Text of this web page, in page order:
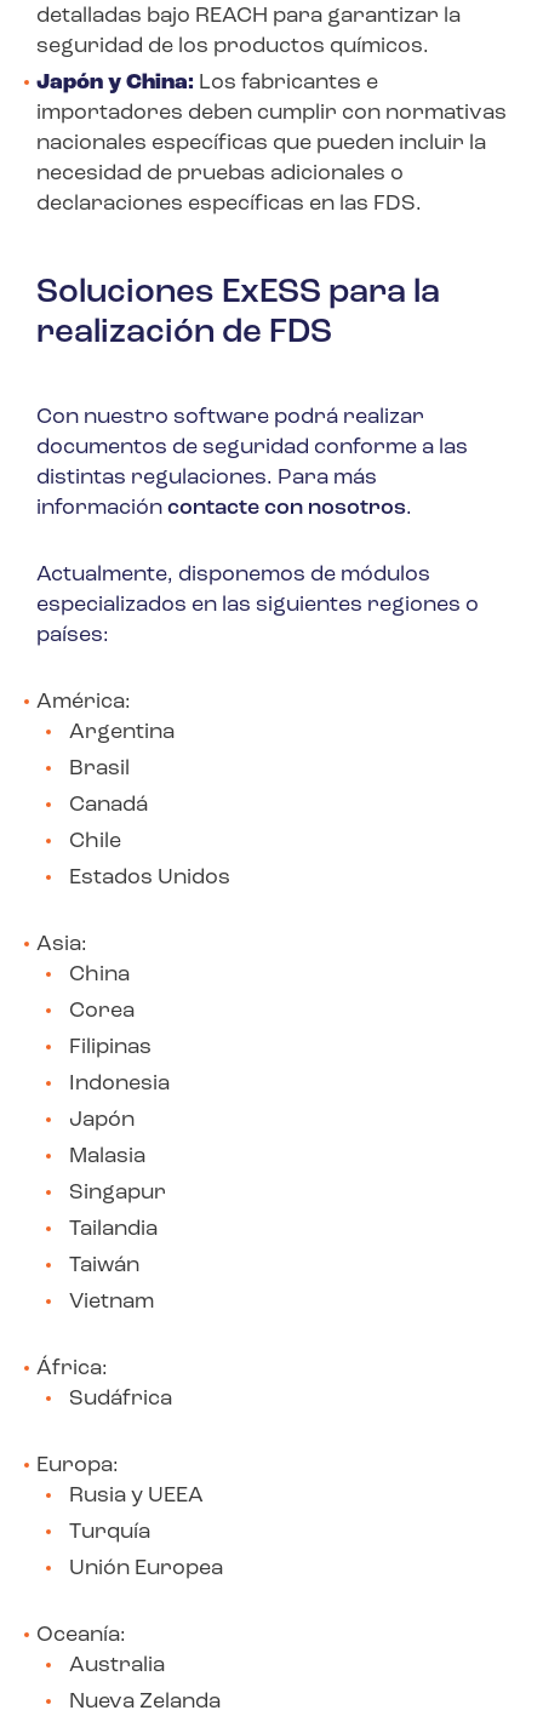
detalladas bajo REACH para garantizar la
seguridad de los productos químicos.
Japón y China: Los fabricantes e
importadores deben cumplir con normativas
nacionales específicas que pueden incluir la
necesidad de pruebas adicionales o
declaraciones específicas en las FDS.
Soluciones ExESS para la
realización de FDS
Con nuestro software podrá realizar
documentos de seguridad conforme a las
distintas regulaciones. Para más
información contacte con nosotros.
Actualmente, disponemos de módulos
especializados en las siguientes regiones o
países:
América:
Argentina
Brasil
Canadá
Chile
Estados Unidos
Asia:
China
Corea
Filipinas
Indonesia
Japón
Malasia
Singapur
Tailandia
Taiwán
Vietnam
África:
Sudáfrica
Europa:
Rusia y UEEA
Turquía
Unión Europea
Oceanía:
Australia
Nueva Zelanda